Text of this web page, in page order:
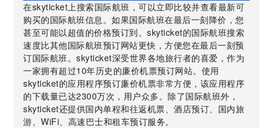
在skyticket上搜索国际航班，可以立即比较并查看最新可
购买的国际航班信息。如果国际航班在最后一刻降价，您
甚至可能以超值的价格预订到。skyticket的国际航班搜索
速度比其他国际航班预订网站更快，方便您在最后一刻预
订国际航班。skyticket深受世界各地旅行者的喜爱，作为
一家拥有超过10年历史的廉价机票预订网站。使用
skyticket的应用程序预订廉价机票非常方便，该应用程序
的下载量已达2300万次，用户众多。除了国际航班外，
skyticket还提供国内单程和往返机票、酒店预订、国内旅
游、WiFi、高速巴士和租车预订服务。